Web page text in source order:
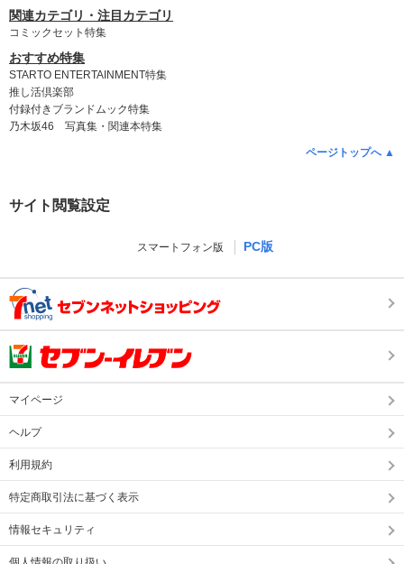
Aぇ! group Travis Japan
関連カテゴリ・注目カテゴリ
コミックセット特集
おすすめ特集
STARTO ENTERTAINMENT特集
推し活倶楽部
付録付きブランドムック特集
乃木坂46 写真集・関連本特集
ページトップへ ▲
サイト閲覧設定
スマートフォン版 PC版
マイページ
ヘルプ
利用規約
特定商取引法に基づく表示
情報セキュリティ